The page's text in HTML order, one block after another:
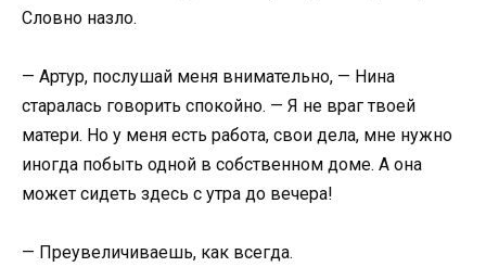
Словно назло.
— Артур, послушай меня внимательно, — Нина
старалась говорить спокойно. — Я не враг твоей
матери. Но у меня есть работа, свои дела, мне нужно
иногда побыть одной в собственном доме. А она
может сидеть здесь с утра до вечера!
— Преувеличиваешь, как всегда.